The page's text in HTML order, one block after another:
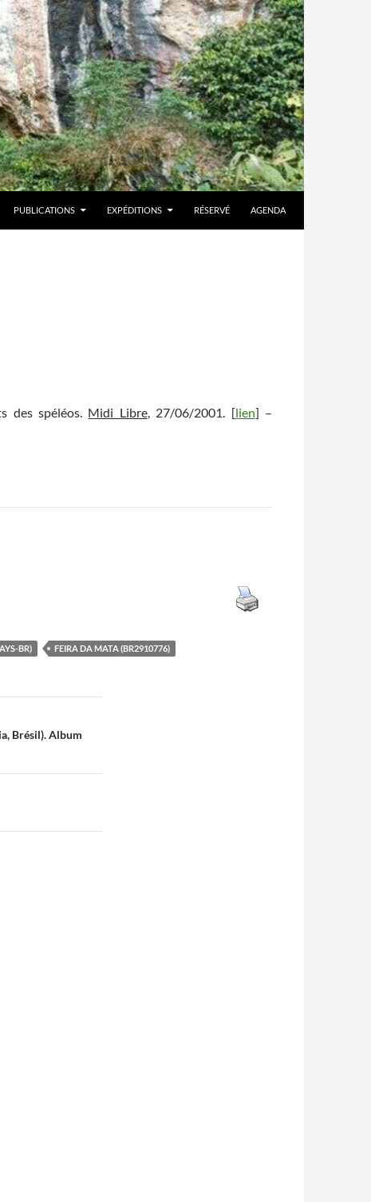
PUBLICATIONS EXPÉDITIONS RÉSERVÉ AGENDA
des spéléos. Midi Libre, 27/06/2001. [lien] –
BR) FEIRA DA MATA (BR2910776)
Brésil). Album